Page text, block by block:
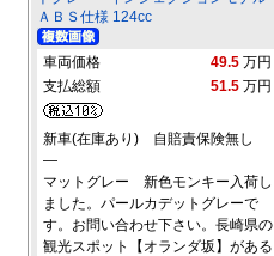
ＡＢＳ仕様 124cc
車両価格 49.5 万円
支払総額
51.5 万円
新車(在庫あり) 自賠責保険無し
―
マットグレー 新色モンキー入荷し
ました。パールカデットグレーで
す。お問い合わせ下さい。長崎県の
観光スポット【オランダ坂】がある